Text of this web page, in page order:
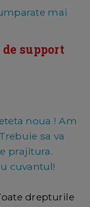
mai
support
noua ! Am
sa va
prajitura.
cuvantul!
drepturile